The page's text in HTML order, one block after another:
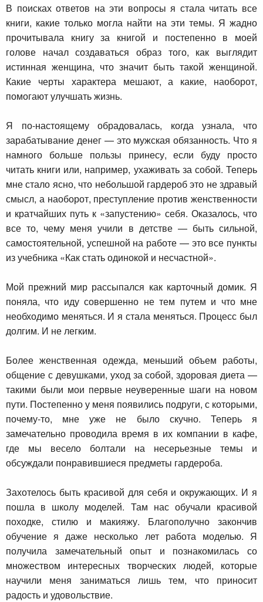
В поисках ответов на эти вопросы я стала читать все
книги, какие только могла найти на эти темы. Я жадно
прочитывала книгу за книгой и постепенно в моей
голове начал создаваться образ того, как выглядит
истинная женщина, что значит быть такой женщиной.
Какие черты характера мешают, а какие, наоборот,
помогают улучшать жизнь.
Я по-настоящему обрадовалась, когда узнала, что
зарабатывание денег — это мужская обязанность. Что я
намного больше пользы принесу, если буду просто
читать книги или, например, ухаживать за собой. Теперь
мне стало ясно, что небольшой гардероб это не здравый
смысл, а наоборот, преступление против женственности
и кратчайших путь к «запустению» себя. Оказалось, что
все то, чему меня учили в детстве — быть сильной,
самостоятельной, успешной на работе — это все пункты
из учебника «Как стать одинокой и несчастной».
Мой прежний мир рассыпался как карточный домик. Я
поняла, что иду совершенно не тем путем и что мне
необходимо меняться. И я стала меняться. Процесс был
долгим. И не легким.
Более женственная одежда, меньший объем работы,
общение с девушками, уход за собой, здоровая диета —
такими были мои первые неуверенные шаги на новом
пути. Постепенно у меня появились подруги, с которыми,
почему-то, мне уже не было скучно. Теперь я
замечательно проводила время в их компании в кафе,
где мы весело болтали на несерьезные темы и
обсуждали понравившиеся предметы гардероба.
Захотелось быть красивой для себя и окружающих. И я
пошла в школу моделей. Там нас обучали красивой
походке, стилю и макияжу. Благополучно закончив
обучение я даже несколько лет работа моделью. Я
получила замечательный опыт и познакомилась со
множеством интересных творческих людей, которые
научили меня заниматься лишь тем, что приносит
радость и удовольствие.